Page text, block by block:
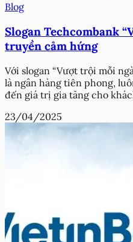
Blog
Slogan Techcombank
truyền cảm hứng
Với slogan “Vượt trội mỗi
là ngân hàng tiên phong,
đến giá trị gia tăng cho
23/04/2025